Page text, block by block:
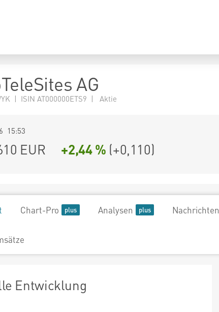
AG
| ISIN AT000000ETS9 | Aktie
15:53
EUR +2,44 % (+0,110)
Chart-Pro Analysen Nachrichten
Entwicklung